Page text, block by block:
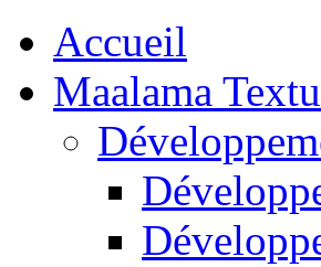
Accueil
Maalama